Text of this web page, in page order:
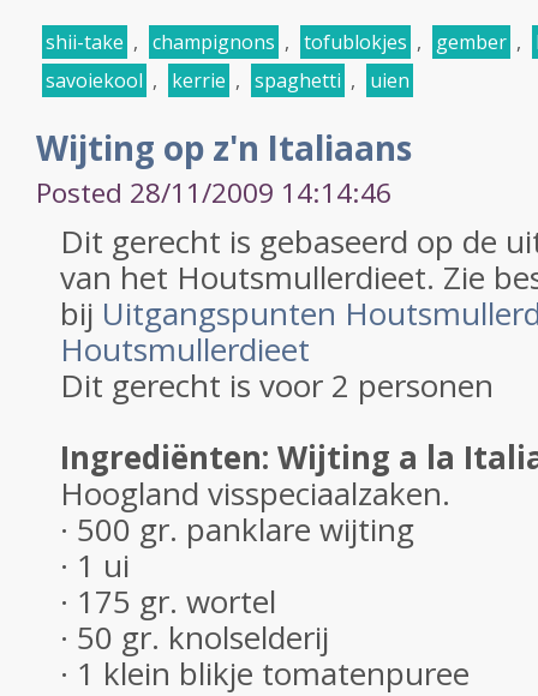
shii-take , champignons , tofublokjes , gember ,
savoiekool , kerrie , spaghetti , uien
Wijting op z'n Italiaans
Posted 28/11/2009 14:14:46
Dit gerecht is gebaseerd op de
van het Houtsmullerdieet. Zie
bij Uitgangspunten
Houtsmullerdieet
Dit gerecht is voor 2 personen
Ingrediënten: Wijting a la
Hoogland visspeciaalzaken.
· 500 gr. panklare wijting
· 1 ui
· 175 gr. wortel
· 50 gr. knolselderij
· 1 klein blikje tomatenpuree